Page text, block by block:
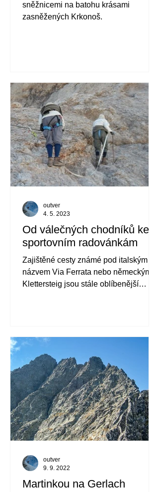
sněžnicemi na batohu krásami
zasněžených Krkonoš.
Od válečných chodníků ke
sportovním radovánkám
Zajištěné cesty známé pod italským
názvem Via Ferrata nebo německým
Klettersteig jsou stále oblíbenější
outver
4. 5. 2023
Martinkou na Gerlach
outver
9. 9. 2022